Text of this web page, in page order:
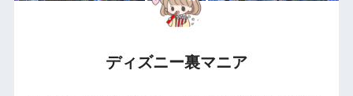
ディズニー裏マニア